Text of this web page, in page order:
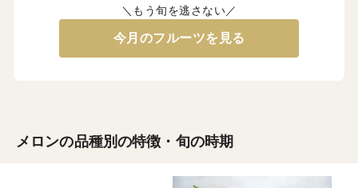
＼もう旬を逃さない／
今月のフルーツを見る
メロンの品種別の特徴・旬の時期